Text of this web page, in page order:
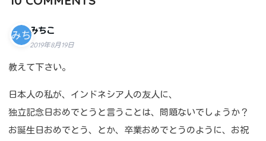
みちこ
2019年8月19日
教えて下さい。
日本人の私が、インドネシア人の友人に、
独立記念日おめでとうと言うことは、問題ないでしょうか？
お誕生日おめでとう、とか、卒業おめでとうのように、お祝